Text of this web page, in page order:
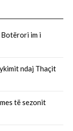
im i
ndaj Thaçit
të sezonit